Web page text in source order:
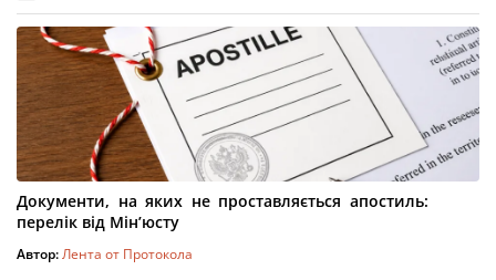
Документи, на яких не проставляється апостиль:
перелік від Мін’юсту
Автор:Лента от Протокола